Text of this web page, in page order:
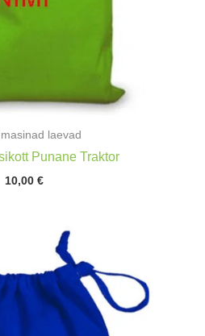
laevad
Punane Traktor
10,00 €